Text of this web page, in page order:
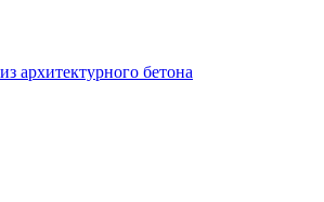
архитектурного бетона